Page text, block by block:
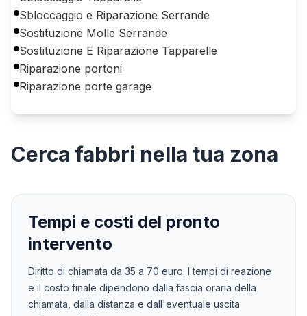
Sbloccaggio e Riparazione Serrande
Sostituzione Molle Serrande
Sostituzione E Riparazione Tapparelle
Riparazione portoni
Riparazione porte garage
Cerca fabbri nella tua zona
Tempi e costi del pronto
intervento
Diritto di chiamata da 35 a 70 euro. I tempi di reazione
e il costo finale dipendono dalla fascia oraria della
chiamata, dalla distanza e dall'eventuale uscita